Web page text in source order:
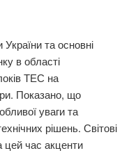
та основні
в області
ТЕС на
Показано, що
уваги та
рішень. Світові
цей час акценти